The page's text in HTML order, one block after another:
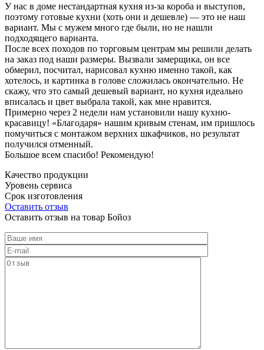
У нас в доме нестандартная кухня из-за короба и выступов,
поэтому готовые кухни (хоть они и дешевле) — это не наш
вариант. Мы с мужем много где были, но не нашли
подходящего варианта.
После всех походов по торговым центрам мы решили делать
на заказ под наши размеры. Вызвали замерщика, он все
обмерил, посчитал, нарисовал кухню именно такой, как
хотелось, и картинка в голове сложилась окончательно. Не
скажу, что это самый дешевый вариант, но кухня идеально
вписалась и цвет выбрала такой, как мне нравится.
Примерно через 2 недели нам установили нашу кухню-
красавицу! «Благодаря» нашим кривым стенам, им пришлось
помучиться с монтажом верхних шкафчиков, но результат
получился отменный.
Большое всем спасибо! Рекомендую!
Качество продукции
Уровень сервиса
Срок изготовления
Оставить отзыв
Оставить отзыв на товар Бойоз